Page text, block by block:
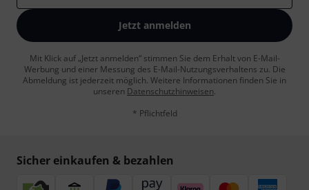
Jetzt anmelden
Mit Klick auf „Jetzt anmelden“ stimmen Sie dem Erhalt von E-Mail-
Werbung und einer Messung des E-Mail-Nutzungsverhaltens zu. Die
Abmeldung ist jederzeit möglich. Weitere Informationen finden Sie in
unseren Datenschutzhinweisen.
* Pflichtfeld
Sicher einkaufen & bezahlen